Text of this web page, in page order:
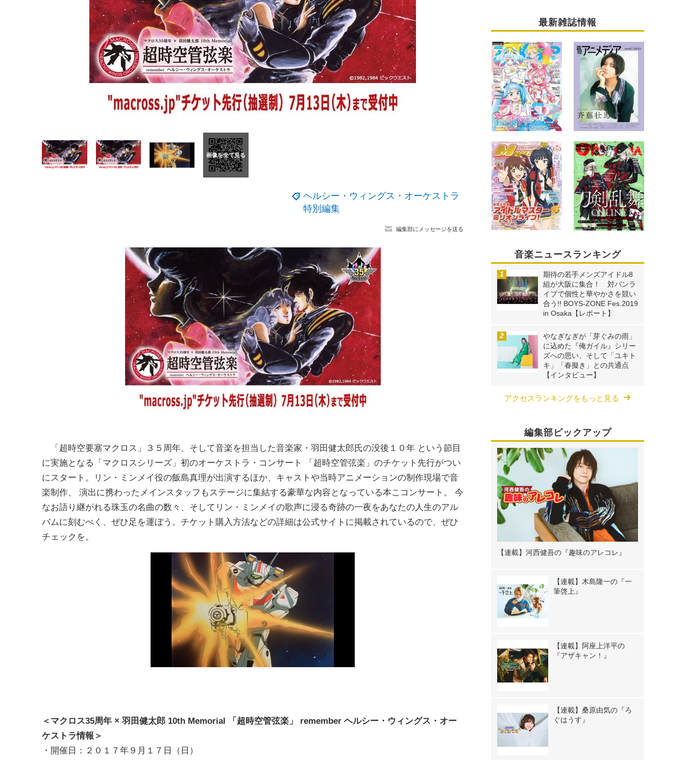
ヘルシー・ウィングス・オーケストラ
特別編集
編集部にメッセージを送る
「超時空要塞マクロス」３５周年、そして音楽を担当した音楽家・羽田健太郎氏の没後１０年 という節目
に実施となる「マクロスシリーズ」初のオーケストラ・コンサート 「超時空管弦楽」のチケット先行がつい
にスタート。リン・ミンメイ役の飯島真理が出演するほか、キャストや当時アニメーションの制作現場で音
楽制作、 演出に携わったメインスタッフもステージに集結する豪華な内容となっている本こコンサート。 今
なお語り継がれる珠玉の名曲の数々、そしてリン・ミンメイの歌声に浸る奇跡の一夜をあなたの人生のアル
バムに刻むべく、ぜひ足を運ぼう。チケット購入方法などの詳細は公式サイトに掲載されているので、ぜひ
チェックを。
＜マクロス35周年 × 羽田健太郎 10th Memorial 「超時空管弦楽」 remember ヘルシー・ウィングス・オー
ケストラ情報＞
・開催日：２０１７年９月１７日（日）
最新雑誌情報
音楽ニュースランキング
期待の若手メンズアイドル8
組が大阪に集合！ 対バンラ
イブで個性と華やかさを競い
合う!! BOYS-ZONE Fes.2019
in Osaka【レポート】
やなぎなぎが「芽ぐみの雨」
に込めた『俺ガイル』シリー
ズへの思い、そして「ユキト
キ」「春擬き」との共通点
【インタビュー】
アクセスランキングをもっと見る
編集部ピックアップ
【連載】河西健吾の『趣味のアレコレ』
【連載】木島隆一の『一
筆啓上』
【連載】阿座上洋平の
『アザキャン！』
【連載】桑原由気の『ろ
ぐはうす』